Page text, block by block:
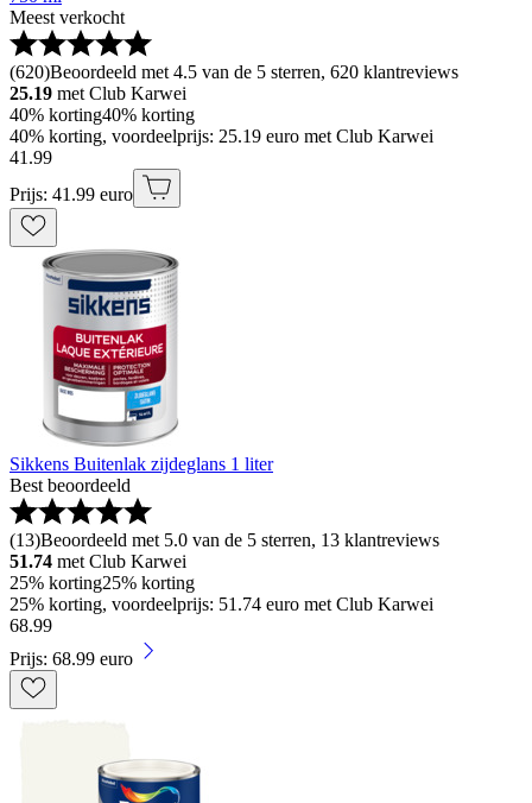
Meest verkocht
(620)Beoordeeld met 4.5 van de 5 sterren, 620 klantreviews
25.19 met Club Karwei
40% korting40% korting
40% korting, voordeelprijs: 25.19 euro met Club Karwei
41 .99
Prijs: 41.99 euro
Sikkens Buitenlak zijdeglans 1 liter
Best beoordeeld
(13)Beoordeeld met 5.0 van de 5 sterren, 13 klantreviews
51.74 met Club Karwei
25% korting25% korting
25% korting, voordeelprijs: 51.74 euro met Club Karwei
68.99
Prijs: 68.99 euro